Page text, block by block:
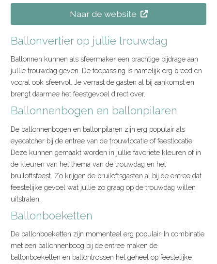
Naar de website
Ballonvertier op jullie trouwdag
Ballonnen kunnen als sfeermaker een prachtige bijdrage aan
jullie trouwdag geven. De toepassing is namelijk erg breed en
vooral ook sfeervol. Je verrast de gasten al bij aankomst en
brengt daarmee het feestgevoel direct over.
Ballonnenbogen en ballonpilaren
De ballonnenbogen en ballonpilaren zijn erg populair als
eyecatcher bij de entree van de trouwlocatie of feestlocatie.
Deze kunnen gemaakt worden in jullie favoriete kleuren of in
de kleuren van het thema van de trouwdag en het
bruiloftsfeest. Zo krijgen de bruiloftsgasten al bij de entree dat
feestelijke gevoel wat jullie zo graag op de trouwdag willen
uitstralen.
Ballonboeketten
De ballonboeketten zijn momenteel erg populair. In combinatie
met een ballonnenboog bij de entree maken de
ballonboeketten en ballontrossen het geheel op feestelijke